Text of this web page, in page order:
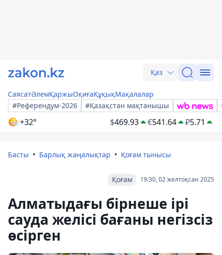
Қаз
СаясатӘлемҚаржыОқиғаҚұқықМақалалар
#Референдум-2026
#Қазақстан мақтанышы
+32° $469.93 €541.64 ₽5.71
Басты Барлық жаңалықтар Қоғам тынысы
19:30, 02 желтоқсан 2025
Қоғам
Алматыдағы бірнеше ірі
сауда желісі бағаны негізсіз
өсірген